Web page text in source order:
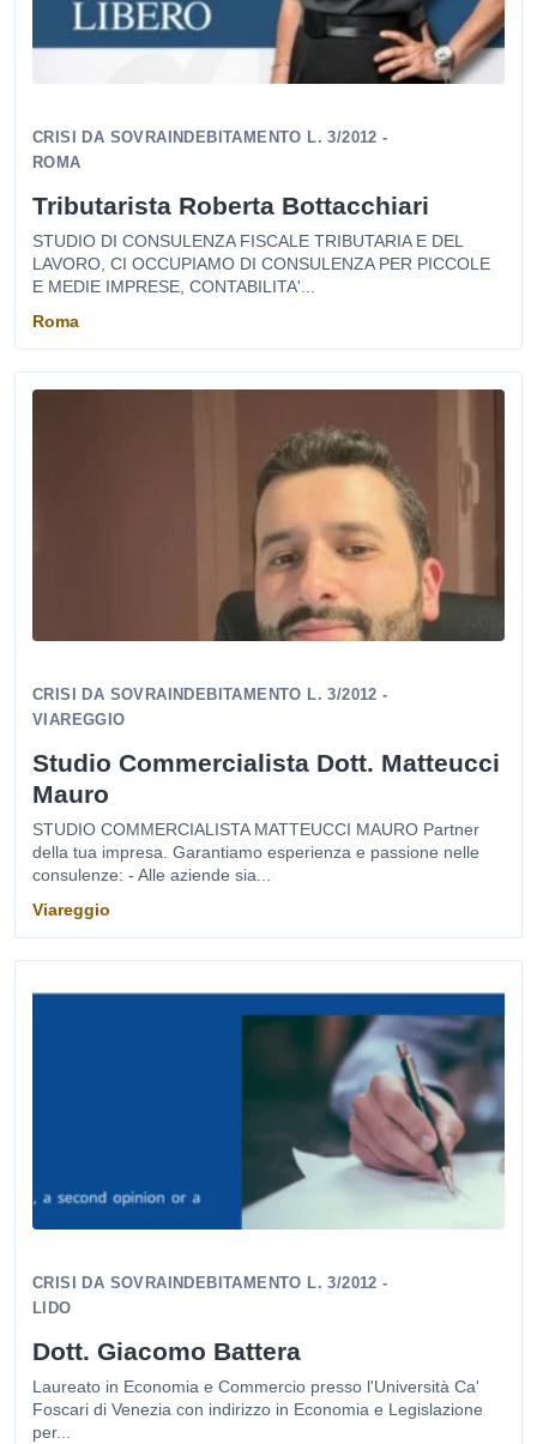
CRISI DA SOVRAINDEBITAMENTO L. 3/2012 -
ROMA
Tributarista Roberta Bottacchiari
STUDIO DI CONSULENZA FISCALE TRIBUTARIA E DEL
LAVORO, CI OCCUPIAMO DI CONSULENZA PER PICCOLE
E MEDIE IMPRESE, CONTABILITA'...
Roma
CRISI DA SOVRAINDEBITAMENTO L. 3/2012 -
VIAREGGIO
Studio Commercialista Dott. Matteucci
Mauro
STUDIO COMMERCIALISTA MATTEUCCI MAURO Partner
della tua impresa. Garantiamo esperienza e passione nelle
consulenze: - Alle aziende sia...
Viareggio
CRISI DA SOVRAINDEBITAMENTO L. 3/2012 -
LIDO
Dott. Giacomo Battera
Laureato in Economia e Commercio presso l'Università Ca'
Foscari di Venezia con indirizzo in Economia e Legislazione
per...